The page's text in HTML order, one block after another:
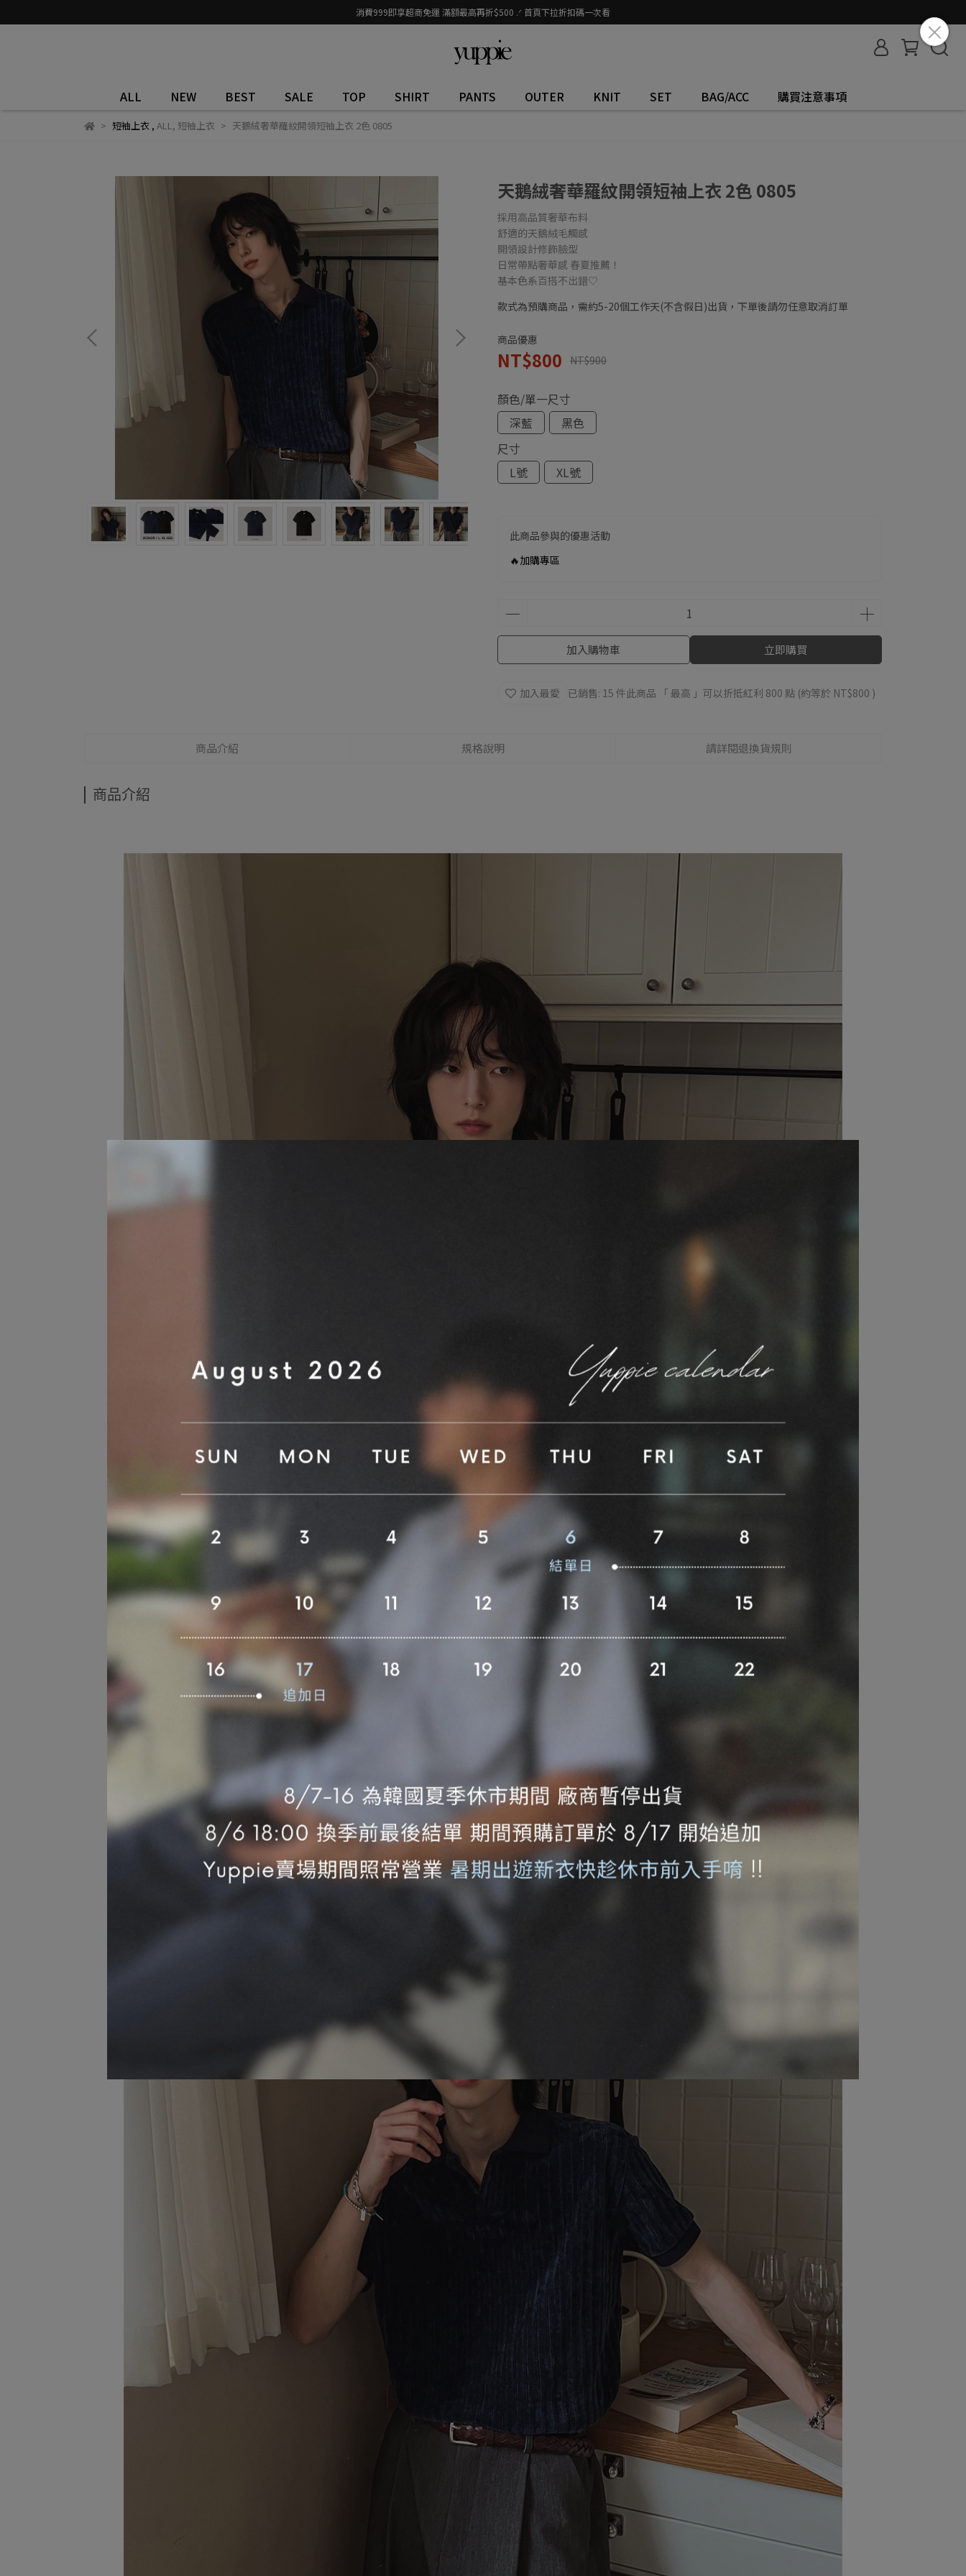
消費999即享超商免運 滿額最高再折$500 .ᐟ 首頁下拉折扣碼一次看
ALL NEW BEST SALE TOP SHIRT PANTS OUTER KNIT SET BAG/ACC 購買注意事項
短袖上衣, ALL, 短袖上衣 天鵝絨奢華羅紋開領短袖上衣 2色 0805
天鵝絨奢華羅紋開領短袖上衣 2色 0805
採用高品質奢華布料
舒適的天鵝絨毛觸感
開領設計修飾臉型
日常帶點奢華感 春夏推薦！
基本色系百搭不出錯♡
款式為預購商品，需約5-20個工作天(不含假日)出貨，下單後請勿任意取消訂單
商品優惠
NT$800 NT$900
顏色/單一尺寸
深藍
黑色
尺寸
L號
XL號
此商品參與的優惠活動
🔥加購專區
加入購物車 立即購買
加入最愛 已銷售: 15 件此商品 「 最高 」可以折抵紅利 800 點 (約等於 NT$800 )
商品介紹 規格說明 請詳閱退換貨規則
商品介紹